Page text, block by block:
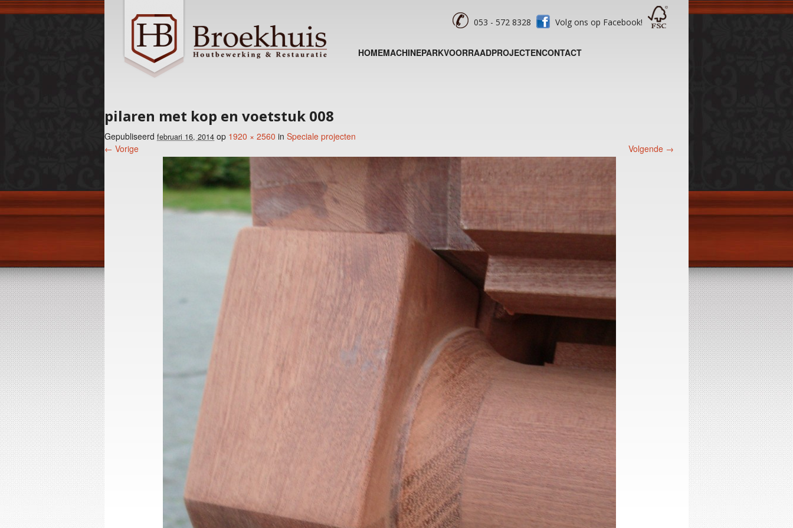
053 - 572 8328 Volg ons op Facebook!
HOMEMACHINEPARKVOORRAADPROJECTENCONTACT
pilaren met kop en voetstuk 008
Gepubliseerd februari 16, 2014 op 1920 × 2560 in Speciale projecten
Foto menu
← Vorige Volgende →